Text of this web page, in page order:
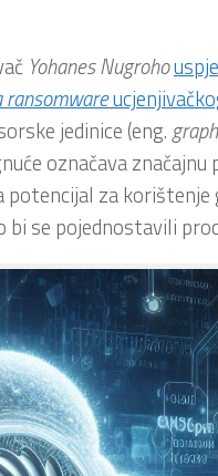
YohanesNugroho
ransomware
jedinice (eng.
označava
za
se pojednostavili